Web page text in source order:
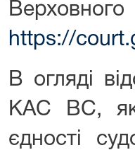
https://
В огляді
КАС ВС,
єдності